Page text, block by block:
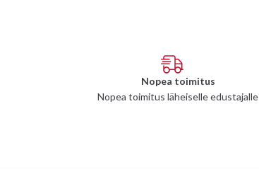
Nopea toimitus
Nopea toimitus läheiselle edustajalle